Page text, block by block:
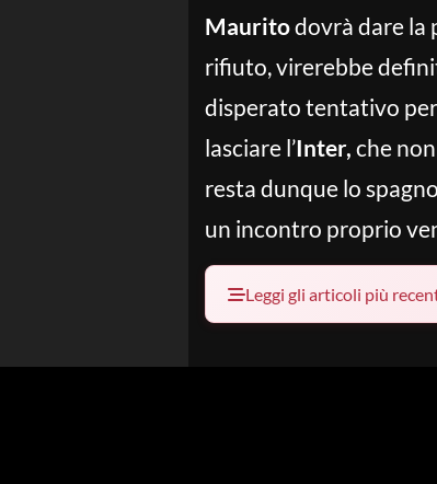
Mauritodovrà dare la
rifiuto, virerebbe
disperato tentativo
lasciare l’Inter, che
resta dunque lo
un incontro proprio
Leggi gli articoli più